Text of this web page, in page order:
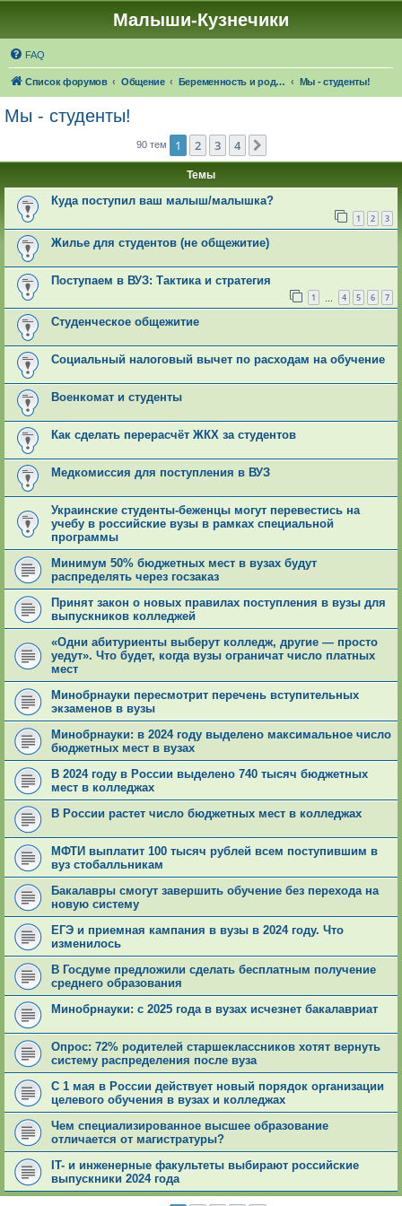
Малыши-Кузнечики
FAQ
Список форумов Общение Беременность и роды. О детях Мы - студенты!
Мы - студенты!
90 тем 1 2 3 4
Темы
Куда поступил ваш малыш/малышка?
1 2 3
Жилье для студентов (не общежитие)
Поступаем в ВУЗ: Тактика и стратегия
1 4 5 6 7
Студенческое общежитие
Социальный налоговый вычет по расходам на обучение
Военкомат и студенты
Как сделать перерасчёт ЖКХ за студентов
Медкомиссия для поступления в ВУЗ
Украинские студенты-беженцы могут перевестись на
учебу в российские вузы в рамках специальной
программы
Минимум 50% бюджетных мест в вузах будут
распределять через госзаказ
Принят закон о новых правилах поступления в вузы для
выпускников колледжей
«Одни абитуриенты выберут колледж, другие — просто
уедут». Что будет, когда вузы ограничат число платных
мест
Минобрнауки пересмотрит перечень вступительных
экзаменов в вузы
Минобрнауки: в 2024 году выделено максимальное число
бюджетных мест в вузах
В 2024 году в России выделено 740 тысяч бюджетных
мест в колледжах
В России растет число бюджетных мест в колледжах
МФТИ выплатит 100 тысяч рублей всем поступившим в
вуз стобалльникам
Бакалавры смогут завершить обучение без перехода на
новую систему
ЕГЭ и приемная кампания в вузы в 2024 году. Что
изменилось
В Госдуме предложили сделать бесплатным получение
среднего образования
Минобрнауки: с 2025 года в вузах исчезнет бакалавриат
Опрос: 72% родителей старшеклассников хотят вернуть
систему распределения после вуза
С 1 мая в России действует новый порядок организации
целевого обучения в вузах и колледжах
Чем специализированное высшее образование
отличается от магистратуры?
IT- и инженерные факультеты выбирают российские
выпускники 2024 года